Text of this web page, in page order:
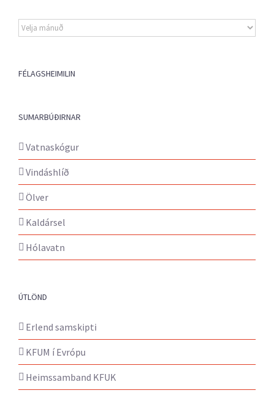
Eldri
fréttir
FÉLAGSHEIMILIN
SUMARBÚÐIRNAR
Vatnaskógur
Vindáshlíð
Ölver
Kaldársel
Hólavatn
ÚTLÖND
Erlend samskipti
KFUM í Evrópu
Heimssamband KFUK